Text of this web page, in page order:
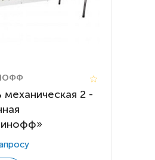
механическая 2 -